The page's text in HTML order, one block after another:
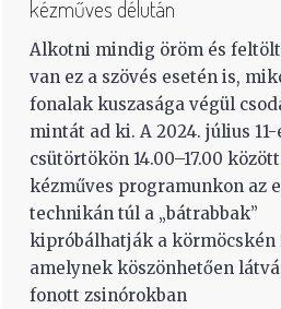
kézműves délután
Alkotni mindig öröm és
van ez a szövés esetén is,
fonalak kuszasága végül
mintát ad ki. A 2024. július 11-
csütörtökön 14.00–17.00
kézműves programunkon az
technikán túl a „bátrabbak”
kipróbálhatják a körmöcskén
amelynek köszönhetően
fonott zsinórokban